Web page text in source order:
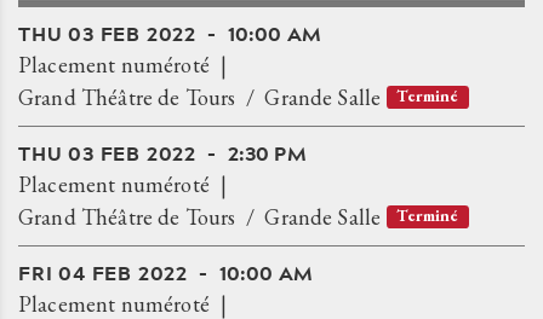
THU 03 FEB 2022 10:00 AM
Placement numéroté
Grand Théâtre de Tours
Grande Salle Terminé
THU 03 FEB 2022 2:30 PM
Placement numéroté
Grand Théâtre de Tours
Grande Salle Terminé
FRI 04 FEB 2022 10:00 AM
Placement numéroté